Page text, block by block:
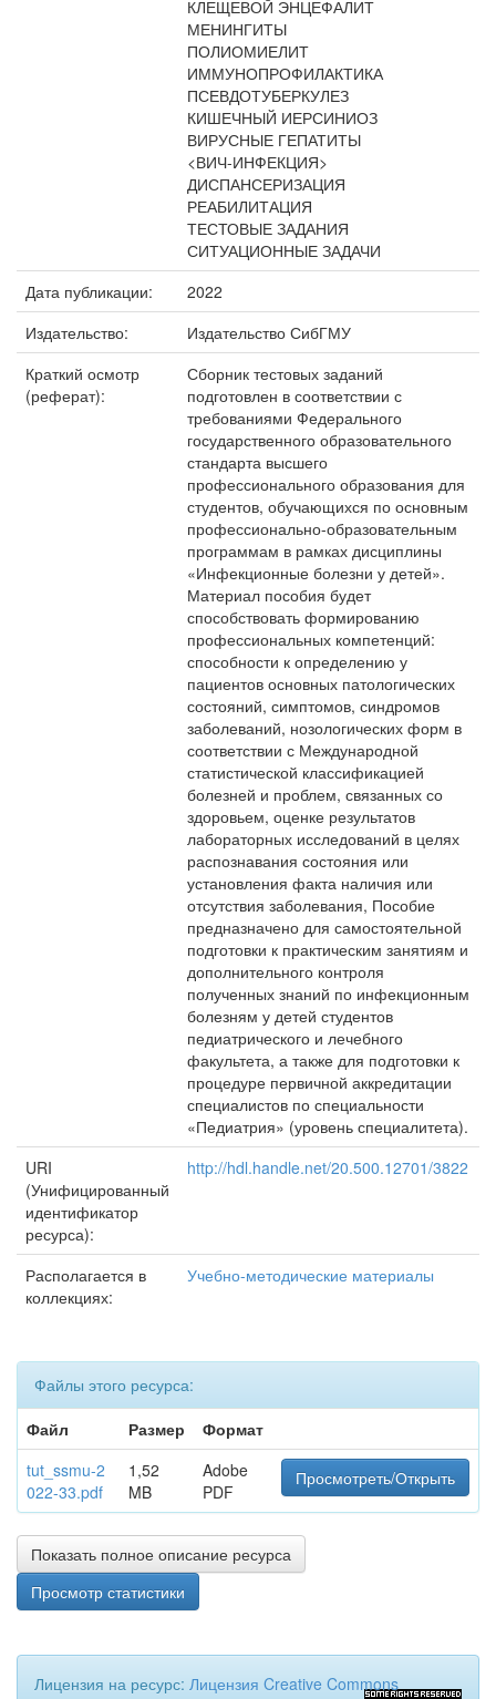
КЛЕЩЕВОЙ ЭНЦЕФАЛИТ
МЕНИНГИТЫ
ПОЛИОМИЕЛИТ
ИММУНОПРОФИЛАКТИКА
ПСЕВДОТУБЕРКУЛЕЗ
КИШЕЧНЫЙ ИЕРСИНИОЗ
ВИРУСНЫЕ ГЕПАТИТЫ
<ВИЧ-ИНФЕКЦИЯ>
ДИСПАНСЕРИЗАЦИЯ
РЕАБИЛИТАЦИЯ
ТЕСТОВЫЕ ЗАДАНИЯ
СИТУАЦИОННЫЕ ЗАДАЧИ
Дата публикации:
2022
Издательство:
Издательство СибГМУ
Краткий осмотр
(реферат):
Сборник тестовых заданий
подготовлен в соответствии с
требованиями Федерального
государственного образовательного
стандарта высшего
профессионального образования для
студентов, обучающихся по основным
профессионально-образовательным
программам в рамках дисциплины
«Инфекционные болезни у детей».
Материал пособия будет
способствовать формированию
профессиональных компетенций:
способности к определению у
пациентов основных патологических
состояний, симптомов, синдромов
заболеваний, нозологических форм в
соответствии с Международной
статистической классификацией
болезней и проблем, связанных со
здоровьем, оценке результатов
лабораторных исследований в целях
распознавания состояния или
установления факта наличия или
отсутствия заболевания, Пособие
предназначено для самостоятельной
подготовки к практическим занятиям и
дополнительного контроля
полученных знаний по инфекционным
болезням у детей студентов
педиатрического и лечебного
факультета, а также для подготовки к
процедуре первичной аккредитации
специалистов по специальности
«Педиатрия» (уровень специалитета).
URI
(Унифицированный
идентификатор
ресурса):
http://hdl.handle.net/20.500.12701/3822
Располагается в
коллекциях:
Учебно-методические материалы
Файлы этого ресурса:
Файл
Размер
Формат
tut_ssmu-2
022-33.pdf
1,52
MB
Adobe
PDF
Просмотреть/Открыть
Показать полное описание ресурса
Просмотр статистики
Лицензия на ресурс: Лицензия Creative Commons